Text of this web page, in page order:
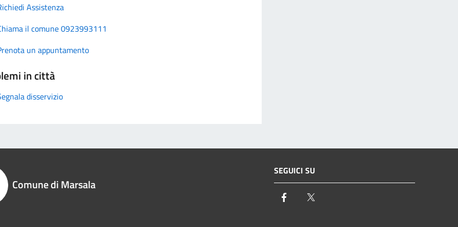
Assistenza
il comune 0923993111
un appuntamento
in città
disservizio
Comune di Marsala
SEGUICI SU
Facebook